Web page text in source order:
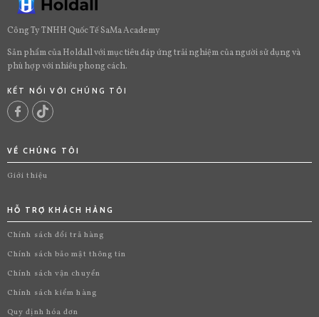
Công Ty TNHH Quốc Tế SaMa Academy
Sản phẩm của Holdall với mục tiêu đáp ứng trải nghiệm của người sử dụng và
phù hợp với nhiều phong cách.
KẾT NỐI VỚI CHÚNG TÔI
VỀ CHÚNG TÔI
Giới thiệu
HỖ TRỢ KHÁCH HÀNG
Chính sách đổi trả hàng
Chính sách bảo mật thông tin
Chính sách vận chuyển
Chính sách kiểm hàng
Quy định hóa đơn